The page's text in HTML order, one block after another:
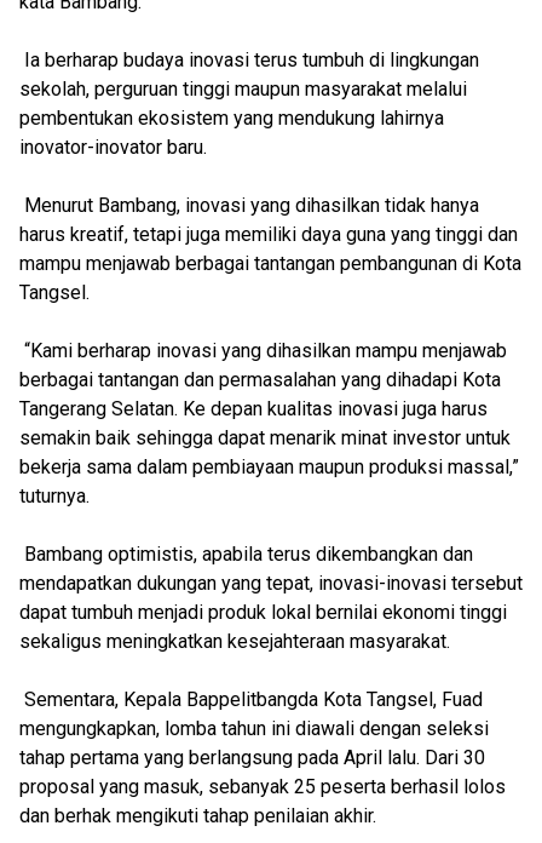
Ia berharap budaya inovasi terus tumbuh di lingkungan
sekolah, perguruan tinggi maupun masyarakat melalui
pembentukan ekosistem yang mendukung lahirnya
inovator-inovator baru.
Menurut Bambang, inovasi yang dihasilkan tidak hanya
harus kreatif, tetapi juga memiliki daya guna yang tinggi dan
mampu menjawab berbagai tantangan pembangunan di Kota
Tangsel.
“Kami berharap inovasi yang dihasilkan mampu menjawab
berbagai tantangan dan permasalahan yang dihadapi Kota
Tangerang Selatan. Ke depan kualitas inovasi juga harus
semakin baik sehingga dapat menarik minat investor untuk
bekerja sama dalam pembiayaan maupun produksi massal,”
tuturnya.
Bambang optimistis, apabila terus dikembangkan dan
mendapatkan dukungan yang tepat, inovasi-inovasi tersebut
dapat tumbuh menjadi produk lokal bernilai ekonomi tinggi
sekaligus meningkatkan kesejahteraan masyarakat.
Sementara, Kepala Bappelitbangda Kota Tangsel, Fuad
mengungkapkan, lomba tahun ini diawali dengan seleksi
tahap pertama yang berlangsung pada April lalu. Dari 30
proposal yang masuk, sebanyak 25 peserta berhasil lolos
dan berhak mengikuti tahap penilaian akhir.